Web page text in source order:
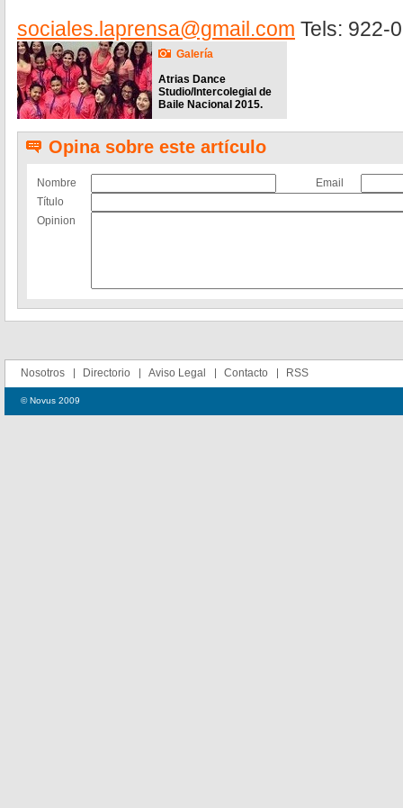
sociales.laprensa@gmail.com Tels: 922-
Galería
Atrias Dance
Studio/Intercolegial de
Baile Nacional 2015.
Opina sobre este artículo
Nombre
Email
Título
Opinion
Nosotros Directorio Aviso Legal Contacto RSS
© Novus 2009